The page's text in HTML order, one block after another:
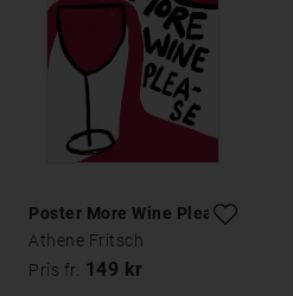
Poster More Wine Please
Athene Fritsch
Pris fr. 149 kr